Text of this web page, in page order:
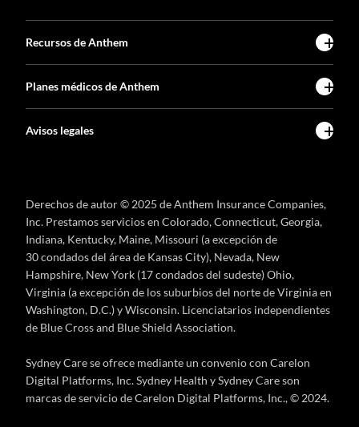
Recursos de Anthem
Planes médicos de Anthem
Avisos legales
Derechos de autor © 2025 de Anthem Insurance Companies,
Inc. Prestamos servicios en Colorado, Connecticut, Georgia,
Indiana, Kentucky, Maine, Missouri (a excepción de
30 condados del área de Kansas City), Nevada, New
Hampshire, New York (17 condados del sudeste) Ohio,
Virginia (a excepción de los suburbios del norte de Virginia en
Washington, D.C.) y Wisconsin. Licenciatarios independientes
de Blue Cross and Blue Shield Association.
Sydney Care se ofrece mediante un convenio con Carelon
Digital Platforms, Inc. Sydney Health y Sydney Care son
marcas de servicio de Carelon Digital Platforms, Inc., © 2024.